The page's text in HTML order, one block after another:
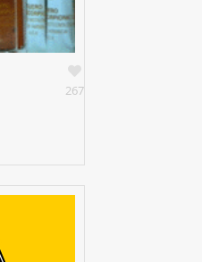
267